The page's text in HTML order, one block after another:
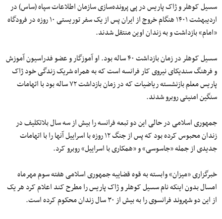
سسیل کوهلر و ژاک پاریس در پی پرونده‌سازی سازمان اطلاعات سپاه (ساس) در
اردیبهشت ۱۴۰۱ هنگام خروج از ایران پس از یک سفر توریستی ۱۰ روزه در فرودگاه
«امام» بازداشت و به زندان اوین منتقل شدند.
سسیل کوهلر در زمان بازداشت ۴۰ ساله بود. او آموزگار و عضو فدراسیون آموزش
و فرهنگ سندیکای نیروی کار فرانسه است که به همراه شریک زندگی خود ژاک
پاریس معلم بازنشسته ریاضیات که در زمان بازداشت ۷۲ ساله بود با اتهامات
سنگین امنیتی روبرو شدند.
جمهوری اسلامی در حالی این دو تبعه فرانسه را بیش از سه سال بلاتکلیف در
زندان محبوس کرده بود که پس از جنگ ۱۲ روزه با اسراییل آنها را با اتهامات
جدیدی از جمله «جاسوسی» و «همکاری با اسراییل» روبرو کرد.
خبرگزاری «میزان» وابسته به قوه قضاییه جمهوری اسلامی هفته سوم مهرماه
امسال بدون اینکه نام سسیل کوهلر و ژاک پاریس را مطرح کند اعلام کرد هر یک
از این دو شهروند فرانسوی را به بیش از ۳۰ سال زندان محکوم کرده است.